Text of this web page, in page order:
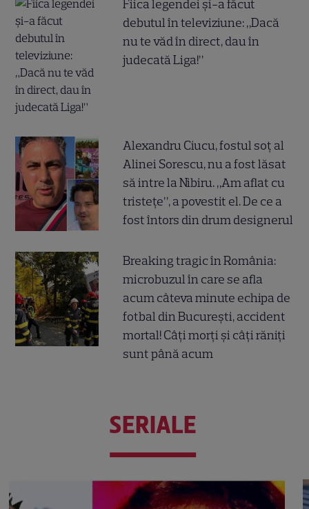
Fiica legendei și-a făcut
debutul în televiziune: „Dacă
nu te văd în direct, dau în
judecată Liga!”
Alexandru Ciucu, fostul soț al
Alinei Sorescu, nu a fost lăsat
să intre la Nibiru. „Am aflat cu
tristețe”, a povestit el. De ce a
fost întors din drum designerul
Breaking tragic în România:
microbuzul în care se afla
acum câteva minute echipa de
fotbal din București, accident
mortal! Câți morți și câți răniți
sunt până acum
SERIALE